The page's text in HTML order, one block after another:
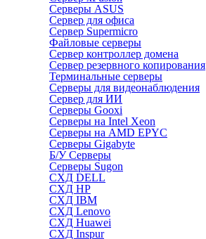
Серверы ASUS
Сервер для офиса
Сервер Supermicro
Файловые серверы
Сервер контроллер домена
Сервер резервного копирования
Терминальные серверы
Серверы для видеонаблюдения
Сервер для ИИ
Серверы Gooxi
Серверы на Intel Xeon
Серверы на AMD EPYC
Серверы Gigabyte
Б/У Серверы
Серверы Sugon
СХД DELL
СХД HP
СХД IBM
СХД Lenovo
СХД Huawei
СХД Inspur